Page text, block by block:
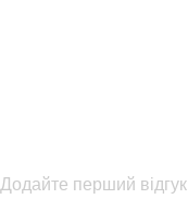
Додайте перший відгук